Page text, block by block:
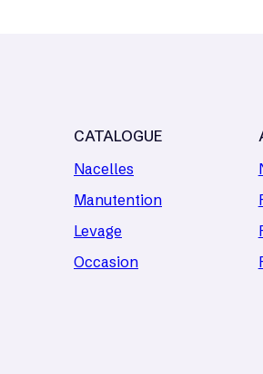
CATALOGUE
Nacelles
Manutention
Levage
Occasion